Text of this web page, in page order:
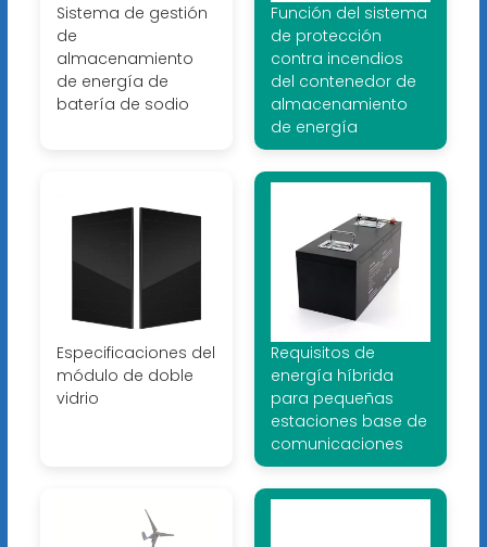
Sistema de gestión
de
almacenamiento
de energía de
batería de sodio
Función del sistema
de protección
contra incendios
del contenedor de
almacenamiento
de energía
Especificaciones del
módulo de doble
vidrio
Requisitos de
energía híbrida
para pequeñas
estaciones base de
comunicaciones